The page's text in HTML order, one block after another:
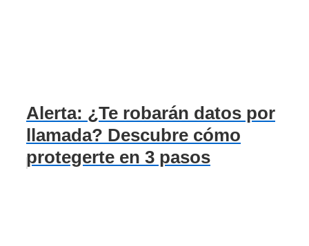
Alerta: ¿Te robarán datos por
llamada? Descubre cómo
protegerte en 3 pasos